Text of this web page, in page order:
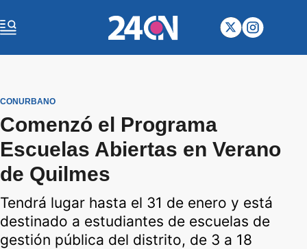
CONURBANO
Comenzó el Programa
Escuelas Abiertas en Verano
de Quilmes
Tendrá lugar hasta el 31 de enero y está
destinado a estudiantes de escuelas de
gestión pública del distrito, de 3 a 18